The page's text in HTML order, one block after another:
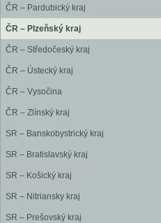
ČR – Pardubický kraj
ČR – Plzeňský kraj
ČR – Středočeský kraj
ČR – Ústecký kraj
ČR – Vysočina
ČR – Zlínský kraj
SR – Banskobystrický kraj
SR – Bratislavský kraj
SR – Košický kraj
SR – Nitriansky kraj
SR – Prešovský kraj